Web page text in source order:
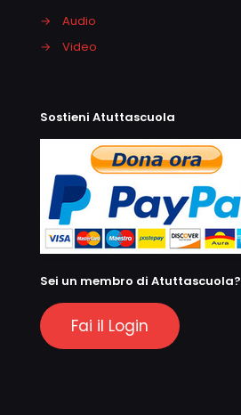
→
Audio
→
Video
Sostieni Atuttascuola
Sei un membro di Atuttascuola?
Fai il Login